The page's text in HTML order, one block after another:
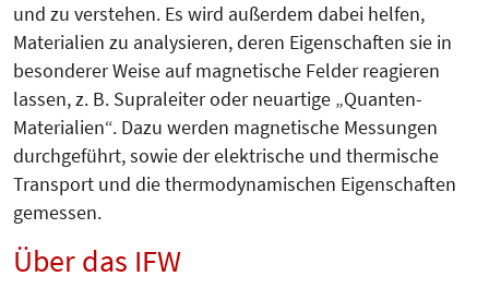
und zu verstehen. Es wird außerdem dabei helfen,
Materialien zu analysieren, deren Eigenschaften sie in
besonderer Weise auf magnetische Felder reagieren
lassen, z. B. Supraleiter oder neuartige „Quanten-
Materialien“. Dazu werden magnetische Messungen
durchgeführt, sowie der elektrische und thermische
Transport und die thermodynamischen Eigenschaften
gemessen.
Über das IFW